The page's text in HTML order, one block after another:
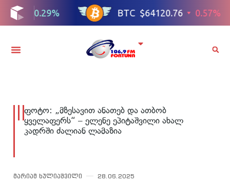
ფოტო: „მზესავით ანათებ და ათბობ
ყველაფერს“ – ელენე ეპიტაშვილი ახალ
კადრში ძალიან ლამაზია
მარიამ ხულიაშვილი 28.06.2025